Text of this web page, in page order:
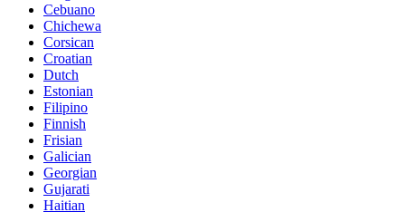
Cebuano
Chichewa
Corsican
Croatian
Dutch
Estonian
Filipino
Finnish
Frisian
Galician
Georgian
Gujarati
Haitian